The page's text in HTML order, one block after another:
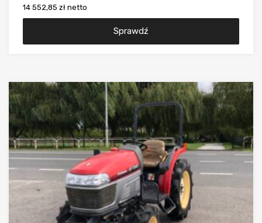
14 552,85 zł netto
Sprawdź